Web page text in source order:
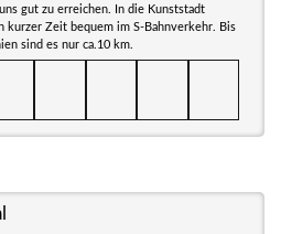
gut zu erreichen. In die Kunststadt
kurzer Zeit bequem im S-Bahnverkehr. Bis
sind es nur ca.10 km.